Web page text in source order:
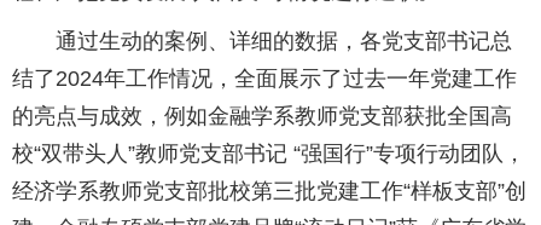
通过生动的案例、详细的数据，各党支部书记总
结了2024年工作情况，全面展示了过去一年党建工作
的亮点与成效，例如金融学系教师党支部获批全国高
校“双带头人”教师党支部书记 “强国行”专项行动团队，
经济学系教师党支部批校第三批党建工作“样板支部”创